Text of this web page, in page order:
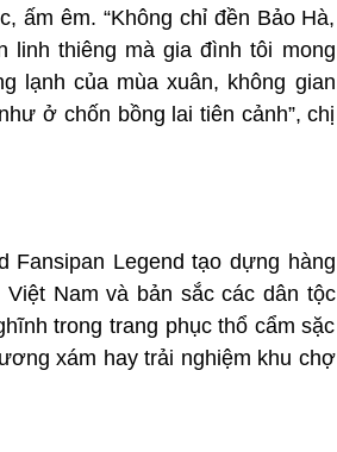
ấm êm. “Không chỉ đền Bảo Hà,
linh thiêng mà gia đình tôi mong
lạnh của mùa xuân, không gian
ở chốn bồng lai tiên cảnh”, chị
Fansipan Legend tạo dựng hàng
Nam và bản sắc các dân tộc
trong trang phục thổ cẩm sặc
xám hay trải nghiệm khu chợ